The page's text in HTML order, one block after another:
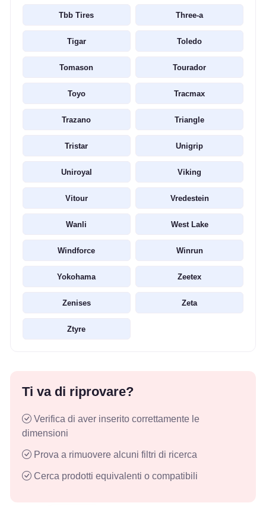
Tbb Tires Three-a
Tigar Toledo
Tomason Tourador
Toyo Tracmax
Trazano Triangle
Tristar Unigrip
Uniroyal Viking
Vitour Vredestein
Wanli West Lake
Windforce Winrun
Yokohama Zeetex
Zenises Zeta
Ztyre
Ti va di riprovare?
Verifica di aver inserito correttamente le
dimensioni
Prova a rimuovere alcuni filtri di ricerca
Cerca prodotti equivalenti o compatibili